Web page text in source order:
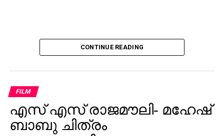
CONTINUE READING
FILM
എസ് എസ് രാജമൗലി- മഹേഷ്
ബാബു ചിത്രം